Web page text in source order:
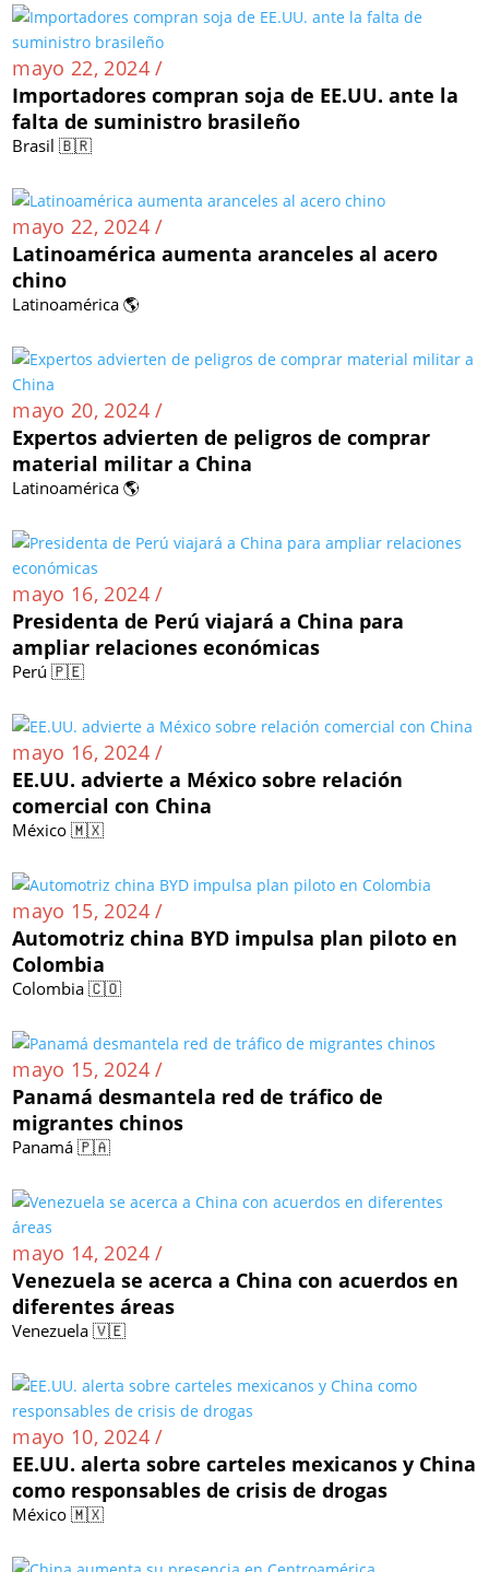
mayo 22, 2024 /
Importadores compran soja de EE.UU. ante la
falta de suministro brasileño
Brasil 🇧🇷
mayo 22, 2024 /
Latinoamérica aumenta aranceles al acero
chino
Latinoamérica 🌎
mayo 20, 2024 /
Expertos advierten de peligros de comprar
material militar a China
Latinoamérica 🌎
mayo 16, 2024 /
Presidenta de Perú viajará a China para
ampliar relaciones económicas
Perú 🇵🇪
mayo 16, 2024 /
EE.UU. advierte a México sobre relación
comercial con China
México 🇲🇽
mayo 15, 2024 /
Automotriz china BYD impulsa plan piloto en
Colombia
Colombia 🇨🇴
mayo 15, 2024 /
Panamá desmantela red de tráfico de
migrantes chinos
Panamá 🇵🇦
mayo 14, 2024 /
Venezuela se acerca a China con acuerdos en
diferentes áreas
Venezuela 🇻🇪
mayo 10, 2024 /
EE.UU. alerta sobre carteles mexicanos y China
como responsables de crisis de drogas
México 🇲🇽